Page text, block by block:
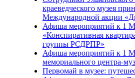
краеведческого музея
Международной акции
Афиша мероприятий к 1
«Конспиративная
группы РСДРПР»
Афиша мероприятий к 1
мемориального центра-
Первомай в музее: